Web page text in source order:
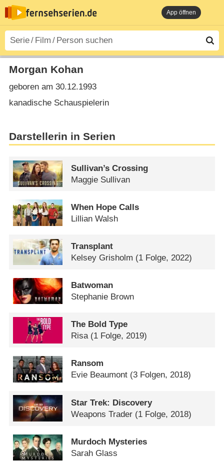
App öffnen
Morgan Kohan
geboren am 30.12.1993
kanadische Schauspielerin
Darstellerin in Serien
Sullivan’s Crossing
Maggie Sullivan
When Hope Calls
Lillian Walsh
Transplant
Kelsey Grisholm (1 Folge, 2022)
Batwoman
Stephanie Brown
The Bold Type
Risa (1 Folge, 2019)
Ransom
Evie Beaumont (3 Folgen, 2018)
Star Trek: Discovery
Weapons Trader (1 Folge, 2018)
Murdoch Mysteries
Sarah Glass